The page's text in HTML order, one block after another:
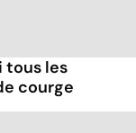
tous les
courge